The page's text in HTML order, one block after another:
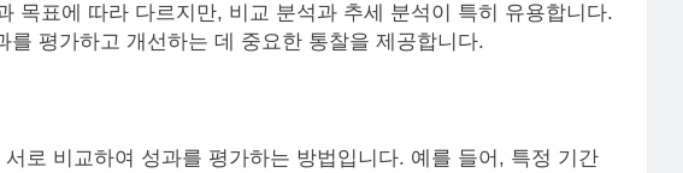
목표에 따라 다르지만, 비교 분석과 추세 분석이 특히 유용합니다.
를 평가하고 개선하는 데 중요한 통찰을 제공합니다.
로 비교하여 성과를 평가하는 방법입니다. 예를 들어, 특정 기간